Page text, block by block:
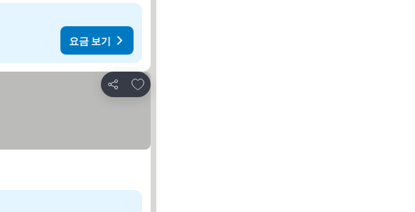
요금 보기
공유
즐겨찾기에 추가